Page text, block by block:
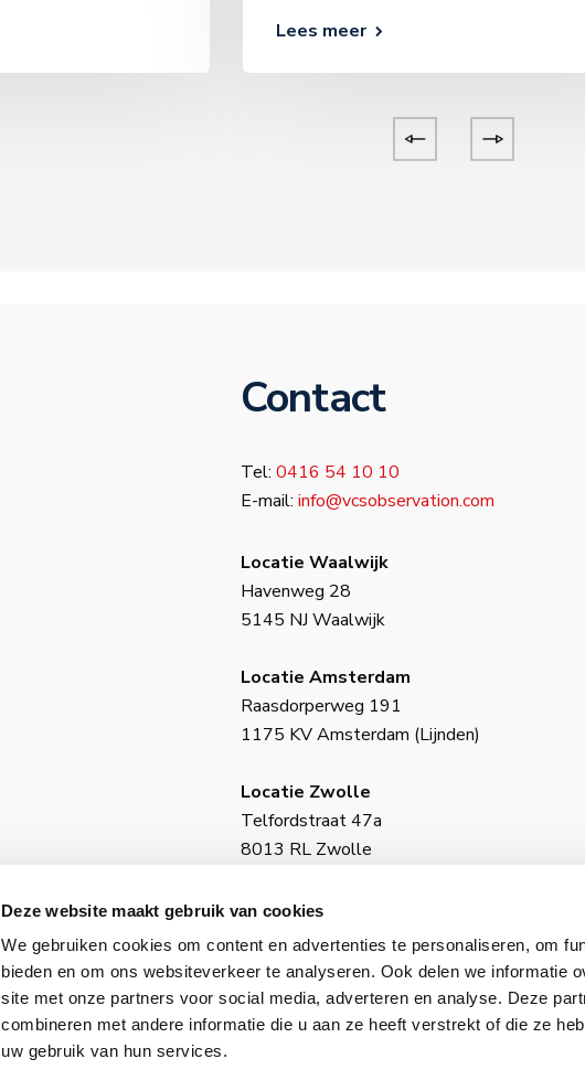
Deze website maakt gebruik van cookies
We gebruiken cookies om content en advertenties te personaliseren, om
bieden en om ons websiteverkeer te analyseren. Ook delen we informatie
site met onze partners voor social media, adverteren en analyse. Deze
combineren met andere informatie die u aan ze heeft verstrekt of die ze
uw gebruik van hun services.
Lees meer
Contact
Tel: 0416 54 10 10
E-mail: info@vcsobservation.com
Locatie Waalwijk
Havenweg 28
5145 NJ Waalwijk
Locatie Amsterdam
Raasdorperweg 191
1175 KV Amsterdam (Lijnden)
Locatie Zwolle
Telfordstraat 47a
8013 RL Zwolle
BIC: INGBNL2A
KvK-nummer: 18130973
ING–IBAN: NL34 INGB 0650 4985 77